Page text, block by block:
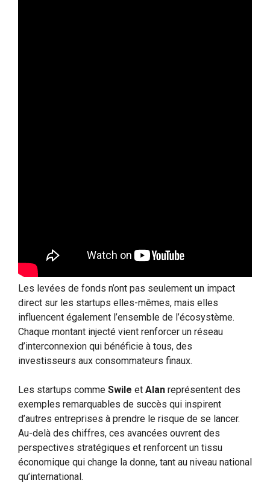
Les levées de fonds n’ont pas seulement un impact
direct sur les startups elles-mêmes, mais elles
influencent également l’ensemble de l’écosystème.
Chaque montant injecté vient renforcer un réseau
d’interconnexion qui bénéficie à tous, des
investisseurs aux consommateurs finaux.
Les startups comme Swile et Alan représentent des
exemples remarquables de succès qui inspirent
d’autres entreprises à prendre le risque de se lancer.
Au-delà des chiffres, ces avancées ouvrent des
perspectives stratégiques et renforcent un tissu
économique qui change la donne, tant au niveau national
qu’international.